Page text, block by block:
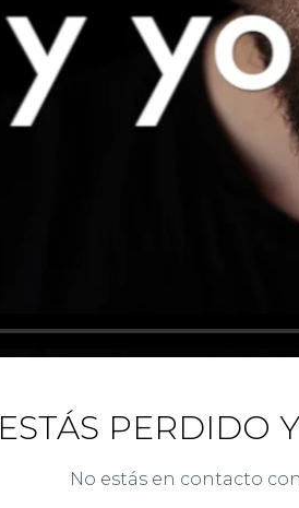
ESTÁS PERDIDO
No estás en contacto